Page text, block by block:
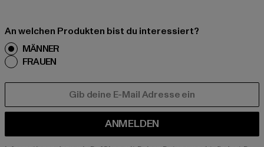
An welchen Produkten bist du interessiert?
MÄNNER
FRAUEN
ANMELDEN